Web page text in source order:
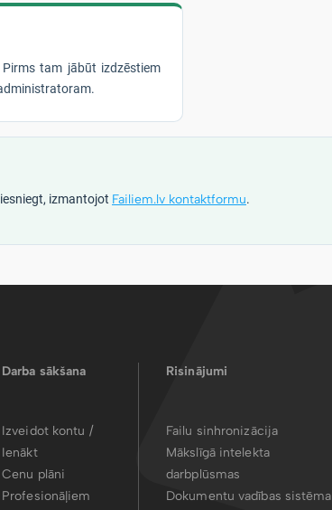
tam jābūt izdzēstiem
izmantojot Failiem.lv kontaktformu.
Darba sākšana
Izveidot kontu /
Ienākt
Cenu plāni
Profesionāļiem
Risinājumi
Failu sinhronizācija
Mākslīgā intelekta
darbplūsmas
Dokumentu vadības sistēma